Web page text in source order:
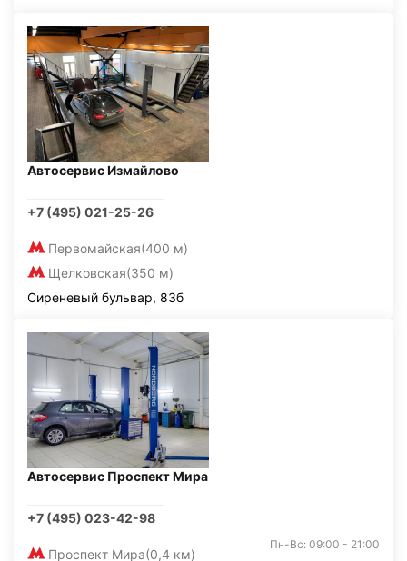
Автосервис Измайлово
+7 (495) 021-25-26
Первомайская(400 м)
Щелковская(350 м)
Сиреневый бульвар, 83б
Автосервис Проспект Мира
+7 (495) 023-42-98
Проспект Мира(0,4 км)
Пн-Вс: 09:00 - 21:00